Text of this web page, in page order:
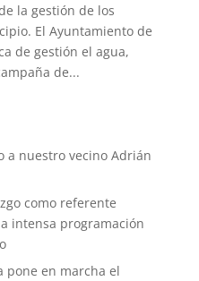
la gestión de los
El Ayuntamiento de
de gestión el agua,
de...
a nuestro vecino Adrián
como referente
intensa programación
pone en marcha el